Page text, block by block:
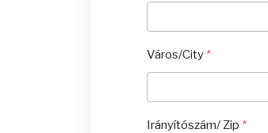
Város/City *
Irányítószám/ Zip *